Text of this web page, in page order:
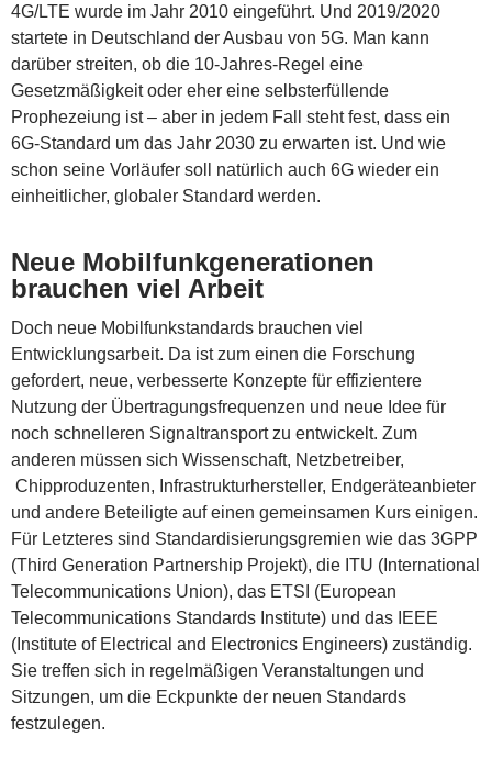
4G/LTE wurde im Jahr 2010 eingeführt. Und 2019/2020
startete in Deutschland der Ausbau von 5G. Man kann
darüber streiten, ob die 10-Jahres-Regel eine
Gesetzmäßigkeit oder eher eine selbsterfüllende
Prophezeiung ist – aber in jedem Fall steht fest, dass ein
6G-Standard um das Jahr 2030 zu erwarten ist. Und wie
schon seine Vorläufer soll natürlich auch 6G wieder ein
einheitlicher, globaler Standard werden.
Neue Mobilfunkgenerationen
brauchen viel Arbeit
Doch neue Mobilfunkstandards brauchen viel
Entwicklungsarbeit. Da ist zum einen die Forschung
gefordert, neue, verbesserte Konzepte für effizientere
Nutzung der Übertragungsfrequenzen und neue Idee für
noch schnelleren Signaltransport zu entwickelt. Zum
anderen müssen sich Wissenschaft, Netzbetreiber,
Chipproduzenten, Infrastrukturhersteller, Endgeräteanbieter
und andere Beteiligte auf einen gemeinsamen Kurs einigen.
Für Letzteres sind Standardisierungsgremien wie das 3GPP
(Third Generation Partnership Projekt), die ITU (International
Telecommunications Union), das ETSI (European
Telecommunications Standards Institute) und das IEEE
(Institute of Electrical and Electronics Engineers) zuständig.
Sie treffen sich in regelmäßigen Veranstaltungen und
Sitzungen, um die Eckpunkte der neuen Standards
festzulegen.